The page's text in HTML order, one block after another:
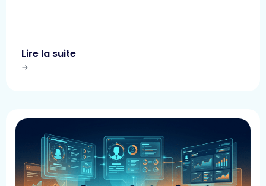
Lire la suite